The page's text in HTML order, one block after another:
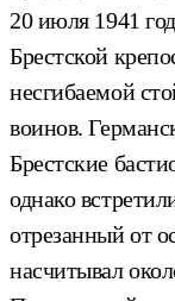
20 июля 1941
Брестской
несгибаемой
воинов.
Брестские
однако
отрезанный от
насчитывал